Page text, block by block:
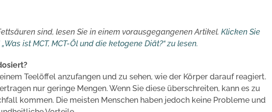
sind, lesen Sie in einem vorausgegangenen Artikel. Klicken Sie
ist MCT, MCT-Öl und die ketogene Diät?“ zu lesen.
Teelöffel anzufangen und zu sehen, wie der Körper darauf reagiert.
nur geringe Mengen. Wenn Sie diese überschreiten, kann es zu
kommen. Die meisten Menschen haben jedoch keine Probleme und